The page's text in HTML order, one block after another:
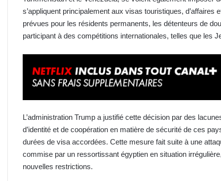
s’appliquent principalement aux visas touristiques, d’affaires
prévues pour les résidents permanents, les détenteurs de
participant à des compétitions internationales, telles que les
L’administration Trump a justifié cette décision par des
d’identité et de coopération en matière de sécurité de ces
durées de visa accordées. Cette mesure fait suite à une
commise par un ressortissant égyptien en situation
nouvelles restrictions.